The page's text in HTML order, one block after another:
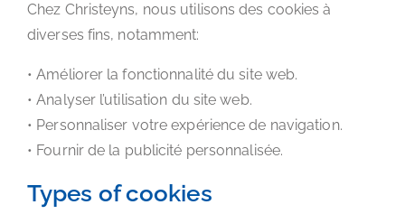
Chez Christeyns, nous utilisons des cookies à
diverses fins, notamment:
• Améliorer la fonctionnalité du site web.
• Analyser l’utilisation du site web.
• Personnaliser votre expérience de navigation.
• Fournir de la publicité personnalisée.
Types of cookies